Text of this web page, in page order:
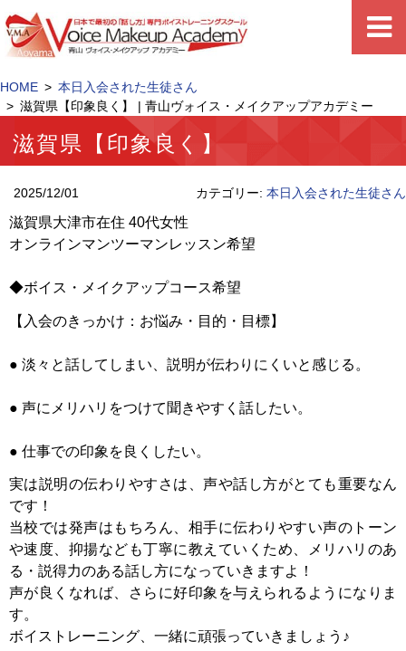
HOME
本日入会された生徒さん
滋賀県【印象良く】 | 青山ヴォイス・メイクアップアカデミー
滋賀県【印象良く】
2025/12/01 カテゴリー: 本日入会された生徒さん
滋賀県大津市在住 40代女性
オンラインマンツーマンレッスン希望
◆ボイス・メイクアップコース希望
【入会のきっかけ：お悩み・目的・目標】
● 淡々と話してしまい、説明が伝わりにくいと感じる。
● 声にメリハリをつけて聞きやすく話したい。
● 仕事での印象を良くしたい。
実は説明の伝わりやすさは、声や話し方がとても重要なん
です！
当校では発声はもちろん、相手に伝わりやすい声のトーン
や速度、抑揚なども丁寧に教えていくため、メリハリのあ
る・説得力のある話し方になっていきますよ！
声が良くなれば、さらに好印象を与えられるようになりま
す。
ボイストレーニング、一緒に頑張っていきましょう♪